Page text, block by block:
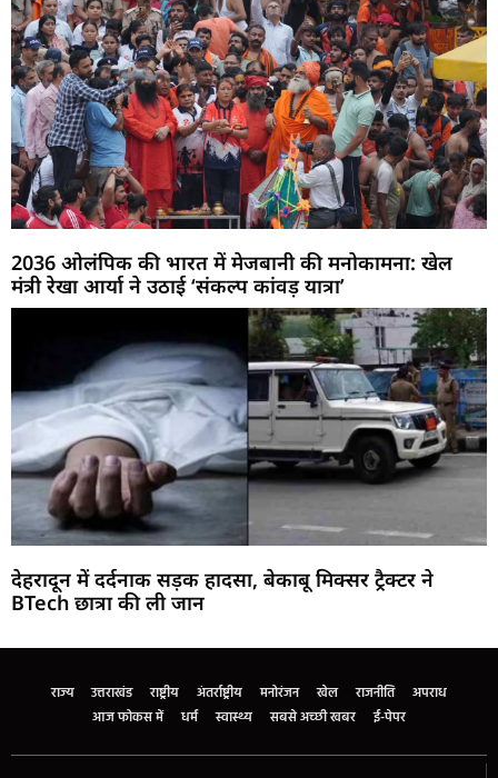
2036 ओलंपिक की भारत में मेजबानी की मनोकामना: खेल
मंत्री रेखा आर्या ने उठाई ‘संकल्प कांवड़ यात्रा’
देहरादून में दर्दनाक सड़क हादसा, बेकाबू मिक्सर ट्रैक्टर ने
BTech छात्रा की ली जान
राज्य उत्तराखंड राष्ट्रीय अंतर्राष्ट्रीय मनोरंजन खेल राजनीति
अपराध
आज फोकस में
धर्म स्वास्थ्य सबसे अच्छी खबर ई-पेपर